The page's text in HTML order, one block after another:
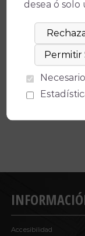
No se ha
Accesibilidad
desea ó solo
Necesario